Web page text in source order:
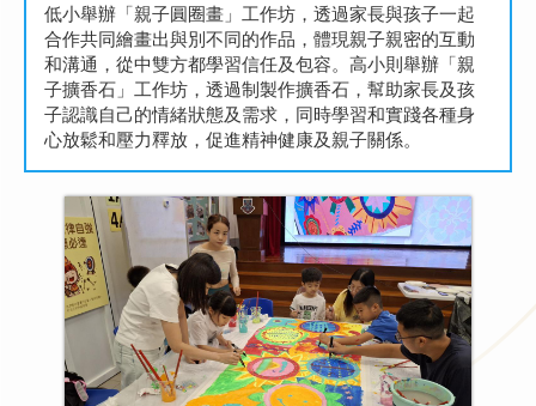
低小舉辦「親子圓圈畫」工作坊，透過家長與孩子一起
合作共同繪畫出與別不同的作品，體現親子親密的互動
和溝通，從中雙方都學習信任及包容。高小則舉辦「親
子擴香石」工作坊，透過制製作擴香石，幫助家長及孩
子認識自己的情緒狀態及需求，同時學習和實踐各種身
心放鬆和壓力釋放，促進精神健康及親子關係。